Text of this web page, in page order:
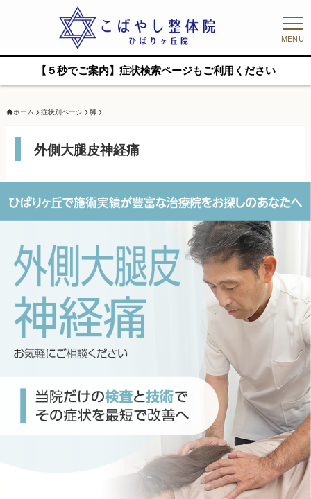
MENU
【５秒でご案内】症状検索ページもご利用ください
ホーム 症状別ページ 脚
外側大腿皮神経痛